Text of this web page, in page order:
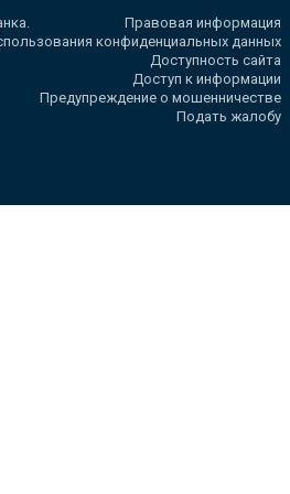
Правовая информация
конфиденциальных данных
Доступность сайта
Доступ к информации
Предупреждение о мошенничестве
Подать жалобу